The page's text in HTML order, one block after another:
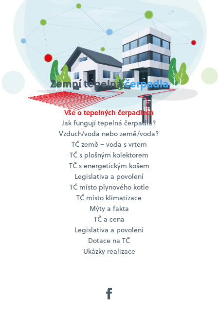
Zemní tepelnáčerpadla
Vše o tepelných čerpadlech
Jak fungují tepelná čerpadla?
Vzduch/voda nebo země/voda?
TČ země – voda s vrtem
TČ s plošným kolektorem
TČ s energetickým košem
Legislativa a povolení
TČ místo plynového kotle
TČ místo klimatizace
Mýty a fakta
TČ a cena
Legislativa a povolení
Dotace na TČ
Ukázky realizace